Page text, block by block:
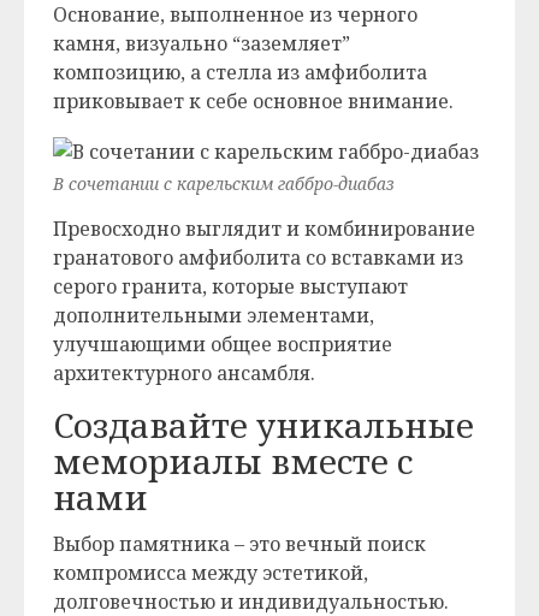
Основание, выполненное из черного
камня, визуально “заземляет”
композицию, а стелла из амфиболита
приковывает к себе основное внимание.
В сочетании с карельским габбро-диабаз
Превосходно выглядит и комбинирование
гранатового амфиболита со вставками из
серого гранита, которые выступают
дополнительными элементами,
улучшающими общее восприятие
архитектурного ансамбля.
Создавайте уникальные
мемориалы вместе с
нами
Выбор памятника – это вечный поиск
компромисса между эстетикой,
долговечностью и индивидуальностью.